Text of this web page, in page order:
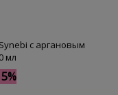
с аргановым
мл